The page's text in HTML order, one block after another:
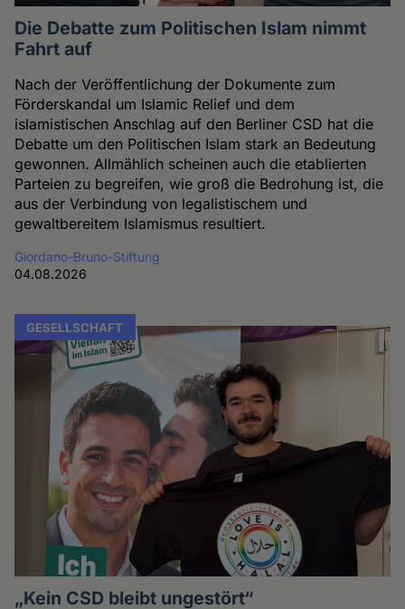
Die Debatte zum Politischen Islam nimmt
Fahrt auf
Nach der Veröffentlichung der Dokumente zum
Förderskandal um Islamic Relief und dem
islamistischen Anschlag auf den Berliner CSD hat die
Debatte um den Politischen Islam stark an Bedeutung
gewonnen. Allmählich scheinen auch die etablierten
Parteien zu begreifen, wie groß die Bedrohung ist, die
aus der Verbindung von legalistischem und
gewaltbereitem Islamismus resultiert.
Giordano-Bruno-Stiftung
04.08.2026
GESELLSCHAFT
„Kein CSD bleibt ungestört“